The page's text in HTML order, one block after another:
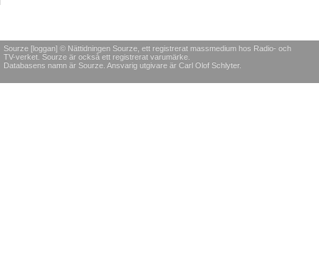
Sourze [loggan] © Nättidningen Sourze, ett registrerat massmedium hos Radio- och
TV-verket. Sourze är också ett registrerat varumärke.
Databasens namn är Sourze. Ansvarig utgivare är Carl Olof Schlyter.